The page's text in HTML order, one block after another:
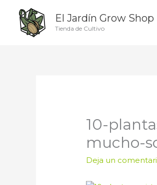
contenido
El Jardín Grow Shop
Tienda de Cultivo
10-
mucho-
Deja un